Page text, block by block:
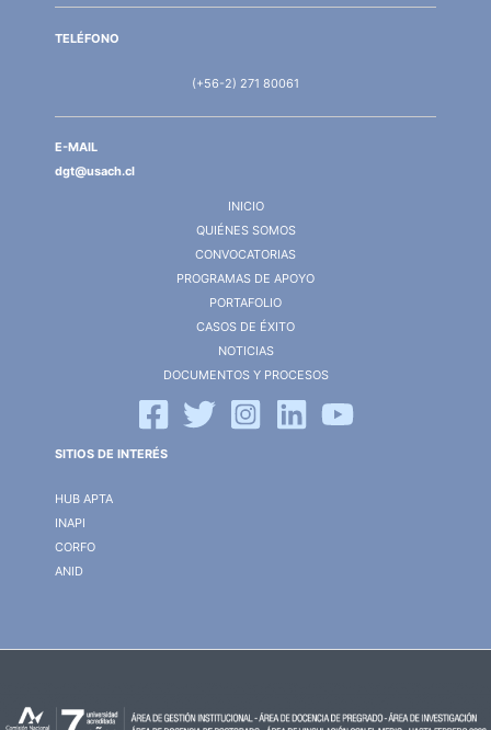
TELÉFONO
(+56-2) 271 80061
E-MAIL
dgt@usach.cl
INICIO
QUIÉNES SOMOS
CONVOCATORIAS
PROGRAMAS DE APOYO
PORTAFOLIO
CASOS DE ÉXITO
NOTICIAS
DOCUMENTOS Y PROCESOS
SITIOS DE INTERÉS
HUB APTA
INAPI
CORFO
ANID